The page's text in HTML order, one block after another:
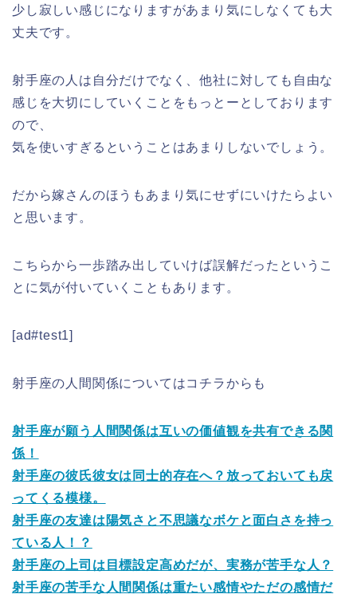
少し寂しい感じになりますがあまり気にしなくても大
丈夫です。
射手座の人は自分だけでなく、他社に対しても自由な
感じを大切にしていくことをもっとーとしております
ので、
気を使いすぎるということはあまりしないでしょう。
だから嫁さんのほうもあまり気にせずにいけたらよい
と思います。
こちらから一歩踏み出していけば誤解だったというこ
とに気が付いていくこともあります。
[ad#test1]
射手座の人間関係についてはコチラからも
射手座が願う人間関係は互いの価値観を共有できる関
係！
射手座の彼氏彼女は同士的存在へ？放っておいても戻
ってくる模様。
射手座の友達は陽気さと不思議なボケと面白さを持っ
ている人！？
射手座の上司は目標設定高めだが、実務が苦手な人？
射手座の苦手な人間関係は重たい感情やただの感情だ